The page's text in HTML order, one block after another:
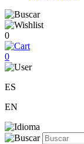
0
0
ES
EN